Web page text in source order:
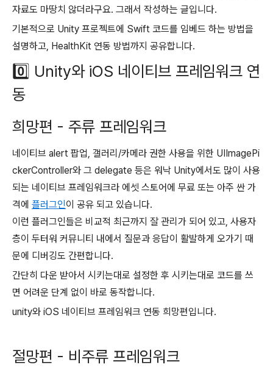
자료도 마땅치 않더라구요. 그래서 작성하는 글입니다.
기본적으로 Unity 프로젝트에 Swift 코드를 임베드 하는 방법을
설명하고, HealthKit 연동 방법까지 공유합니다.
0️⃣ Unity와 iOS 네이티브 프레임워크 연
동
희망편 - 주류 프레임워크
네이티브 alert 팝업, 갤러리/카메라 권한 사용을 위한 UIImagePi
ckerController와 그 delegate 등은 워낙 Unity에서도 많이 사용
되는 네이티브 프레임워크라 에셋 스토어에 무료 또는 아주 싼 가
격에 플러그인이 공유 되고 있습니다.
이런 플러그인들은 비교적 최근까지 잘 관리가 되어 있고, 사용자
층이 두터워 커뮤니티 내에서 질문과 응답이 활발하게 오가기 때
문에 디버깅도 간편합니다.
간단히 다운 받아서 시키는대로 설정한 후 시키는대로 코드를 쓰
면 어려운 단계 없이 바로 동작합니다.
unity와 iOS 네이티브 프레임워크 연동 희망편입니다.
절망편 - 비주류 프레임워크